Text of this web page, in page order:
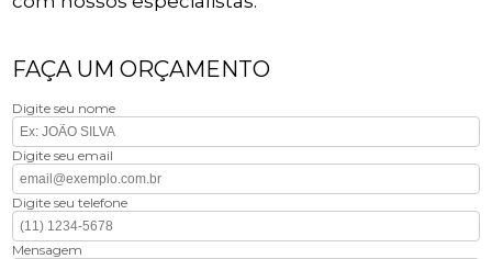
FAÇA UM ORÇAMENTO
Digite seu nome
Digite seu email
Digite seu telefone
Mensagem